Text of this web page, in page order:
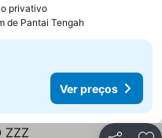
privativo
de Pantai Tengah
Ver preços